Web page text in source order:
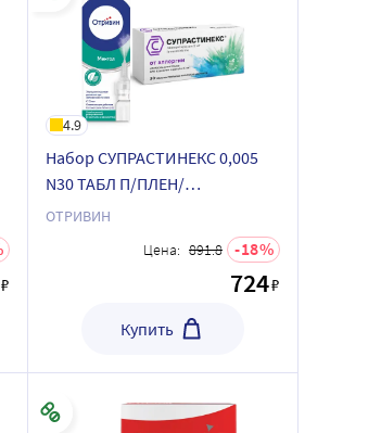
₽
4.9
Набор СУПРАСТИНЕКС 0,005
N30 ТАБЛ П/ПЛЕН/
ОБОЛОЧ+Отривин 140 мкг/
дозированный 10 мл (60 доз)
ОТРИВИН
Цена: 891.8 18
724₽
Купить